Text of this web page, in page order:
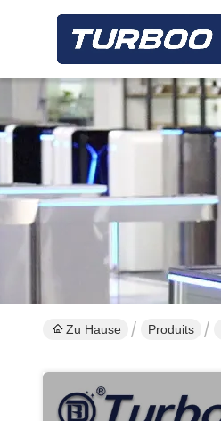
Zu Hause Produits